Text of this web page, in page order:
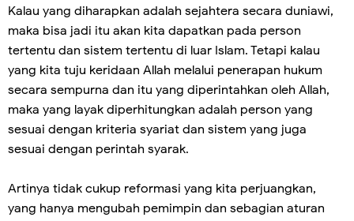
Kalau yang diharapkan adalah sejahtera secara duniawi,
maka bisa jadi itu akan kita dapatkan pada person
tertentu dan sistem tertentu di luar Islam. Tetapi kalau
yang kita tuju keridaan Allah melalui penerapan hukum
secara sempurna dan itu yang diperintahkan oleh Allah,
maka yang layak diperhitungkan adalah person yang
sesuai dengan kriteria syariat dan sistem yang juga
sesuai dengan perintah syarak.
Artinya tidak cukup reformasi yang kita perjuangkan,
yang hanya mengubah pemimpin dan sebagian aturan